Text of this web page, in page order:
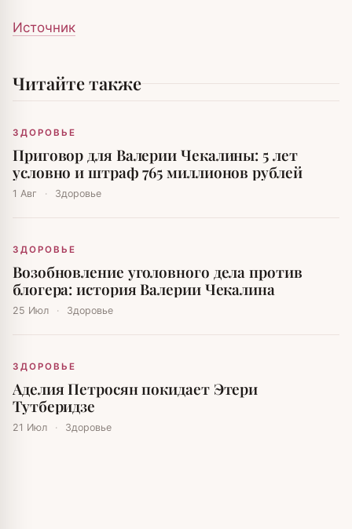
Источник
Читайте также
ЗДОРОВЬЕ
Приговор для Валерии Чекалины: 5 лет
условно и штраф 765 миллионов рублей
1 Авг · Здоровье
ЗДОРОВЬЕ
Возобновление уголовного дела против
блогера: история Валерии Чекалина
25 Июл · Здоровье
ЗДОРОВЬЕ
Аделия Петросян покидает Этери
Тутберидзе
21 Июл · Здоровье